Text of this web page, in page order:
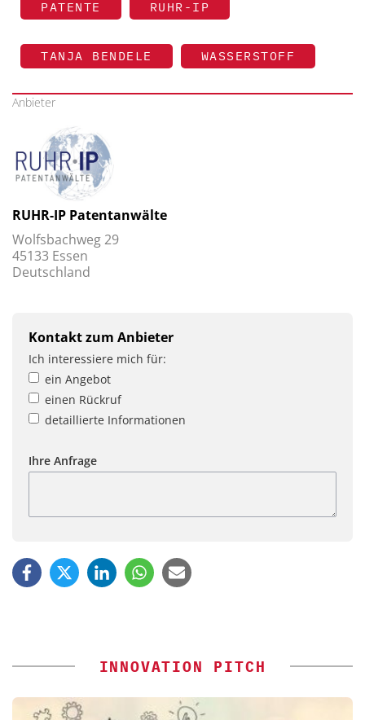
PATENTE RUHR-IP
TANJA BENDELE WASSERSTOFF
Anbieter
RUHR-IP Patentanwälte
Wolfsbachweg 29
45133 Essen
Deutschland
Kontakt zum Anbieter
Ich interessiere mich für:
ein Angebot
einen Rückruf
detaillierte Informationen
Ihre Anfrage
INNOVATION PITCH